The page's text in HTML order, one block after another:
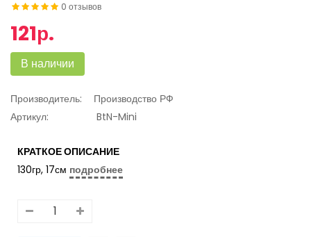
0 отзывов
121р.
В наличии
Производитель:
Производство РФ
Артикул:
BtN-Mini
КРАТКОЕ ОПИСАНИЕ
130гр, 17см подробнее